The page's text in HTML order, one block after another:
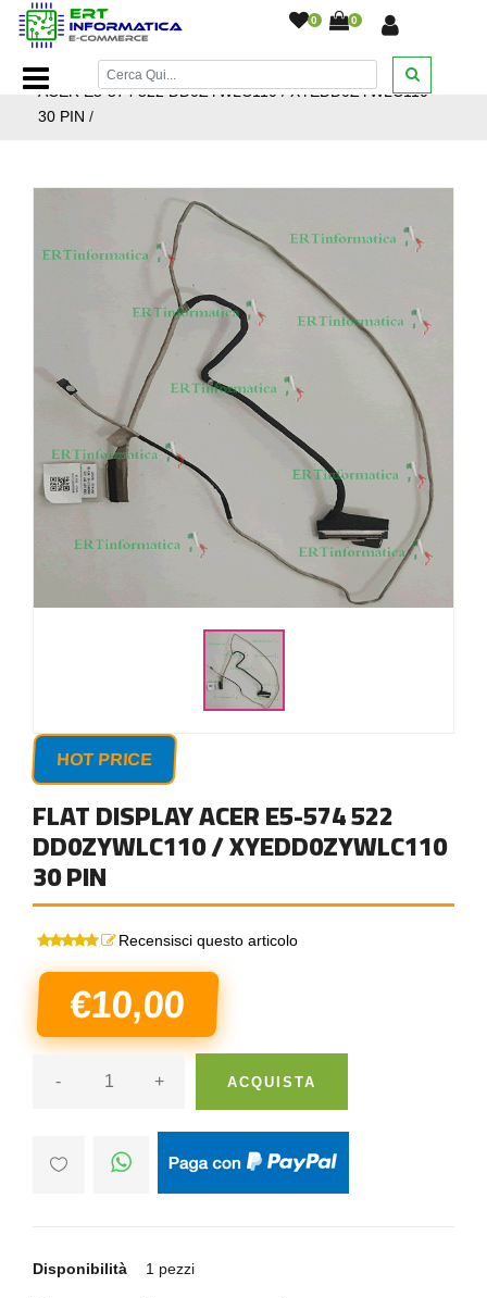
0 0
Home Page/Ricambi Notebook/Flat/FLAT DISPLAY
ACER E5-574 522 DD0ZYWLC110 / XYEDD0ZYWLC110
30 PIN /
HOT PRICE
FLAT DISPLAY ACER E5-574 522
DD0ZYWLC110 / XYEDD0ZYWLC110
30 PIN
Recensisci questo articolo
€10,00
- + ACQUISTA
Disponibilità 1 pezzi